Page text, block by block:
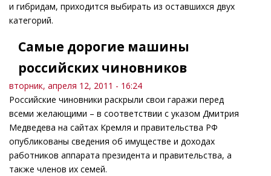
и гибридам, приходится выбирать из оставшихся двух
категорий.
Самые дорогие машины
российских чиновников
вторник, апреля 12, 2011 - 16:24
Российские чиновники раскрыли свои гаражи перед
всеми желающими – в соответствии с указом Дмитрия
Медведева на сайтах Кремля и правительства РФ
опубликованы сведения об имуществе и доходах
работников аппарата президента и правительства, а
также членов их семей.